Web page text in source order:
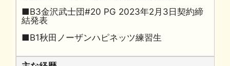
■B3金沢武士団#20 PG 2023年2月3日契約締
結発表
■B1秋田ノーザンハピネッツ練習生